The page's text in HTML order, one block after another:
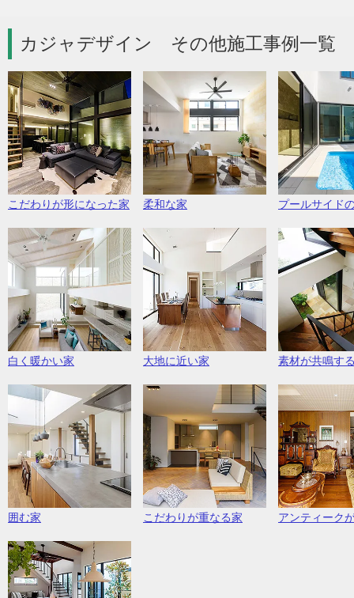
カジャデザイン その他施工事例一覧
こだわりが形になった家 柔和な家 プールサイド
白く暖かい家 大地に近い家 素材が共鳴す
囲む家 こだわりが重なる家 アンティーク